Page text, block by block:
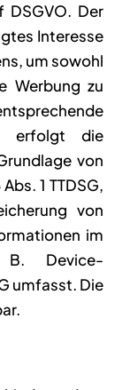
DSGVO. Der
Interesse
um sowohl
Werbung zu
erfolgt die
von
1 TTDSG,
von
im
Device-
umfasst. Die